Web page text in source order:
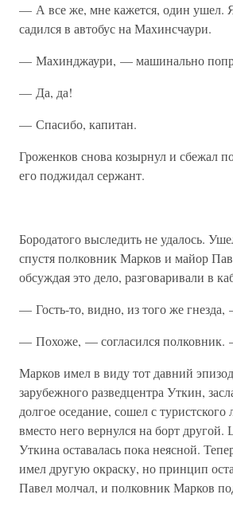
— А все же, мне кажется, один ушел.
садился в автобус на Махинсчаури.
— Махинджаури, — машинально
— Да, да!
— Спасибо, капитан.
Гроженков снова козырнул и сбежал
его поджидал сержант.
Бородатого выследить не удалось.
спустя полковник Марков и майор
обсуждая это дело, разговаривали в
— Гость-то, видно, из того же гнезда,
— Похоже, — согласился полковник.
Марков имел в виду тот давний
зарубежного разведцентра Уткин,
долгое оседание, сошел с туристского
вместо него вернулся на борт другой.
Уткина оставалась пока неясной.
имел другую окраску, но принцип
Павел молчал, и полковник Марков